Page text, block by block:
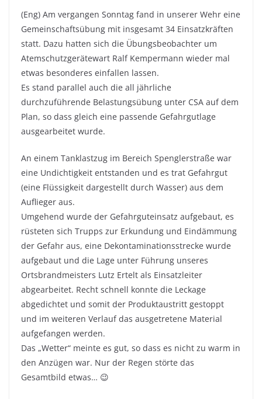
(Eng) Am vergangen Sonntag fand in unserer Wehr eine
Gemeinschaftsübung mit insgesamt 34 Einsatzkräften
statt. Dazu hatten sich die Übungsbeobachter um
Atemschutzgerätewart Ralf Kempermann wieder mal
etwas besonderes einfallen lassen.
Es stand parallel auch die all jährliche
durchzuführende Belastungsübung unter CSA auf dem
Plan, so dass gleich eine passende Gefahrgutlage
ausgearbeitet wurde.
An einem Tanklastzug im Bereich Spenglerstraße war
eine Undichtigkeit entstanden und es trat Gefahrgut
(eine Flüssigkeit dargestellt durch Wasser) aus dem
Auflieger aus.
Umgehend wurde der Gefahrguteinsatz aufgebaut, es
rüsteten sich Trupps zur Erkundung und Eindämmung
der Gefahr aus, eine Dekontaminationsstrecke wurde
aufgebaut und die Lage unter Führung unseres
Ortsbrandmeisters Lutz Ertelt als Einsatzleiter
abgearbeitet. Recht schnell konnte die Leckage
abgedichtet und somit der Produktaustritt gestoppt
und im weiteren Verlauf das ausgetretene Material
aufgefangen werden.
Das „Wetter“ meinte es gut, so dass es nicht zu warm in
den Anzügen war. Nur der Regen störte das
Gesamtbild etwas… 😉